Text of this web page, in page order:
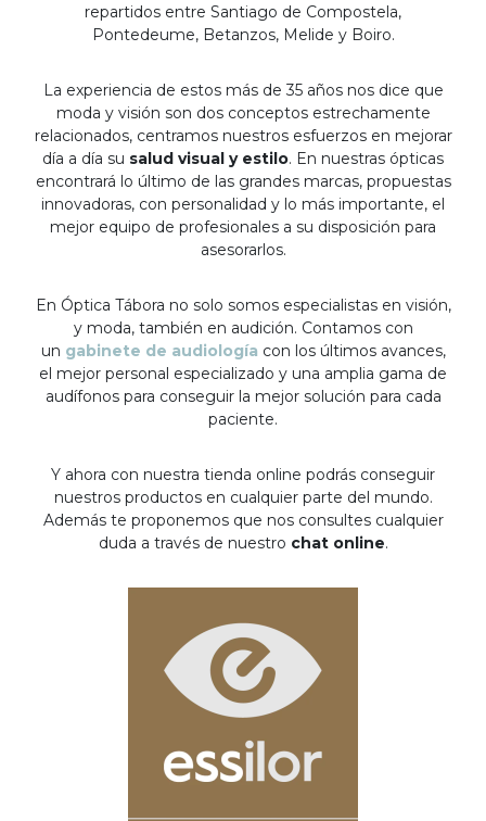
repartidos entre Santiago de Compostela,
Pontedeume, Betanzos, Melide y Boiro.
La experiencia de estos más de 35 años nos dice que
moda y visión son dos conceptos estrechamente
relacionados, centramos nuestros esfuerzos en mejorar
día a día su salud visual y estilo. En nuestras ópticas
encontrará lo último de las grandes marcas, propuestas
innovadoras, con personalidad y lo más importante, el
mejor equipo de profesionales a su disposición para
asesorarlos.
En Óptica Tábora no solo somos especialistas en visión,
y moda, también en audición. Contamos con
un gabinete de audiología con los últimos avances,
el mejor personal especializado y una amplia gama de
audífonos para conseguir la mejor solución para cada
paciente.
Y ahora con nuestra tienda online podrás conseguir
nuestros productos en cualquier parte del mundo.
Además te proponemos que nos consultes cualquier
duda a través de nuestro chat online.